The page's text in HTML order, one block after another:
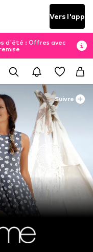
Vers l'app
d'été : Offres avec
Suivre